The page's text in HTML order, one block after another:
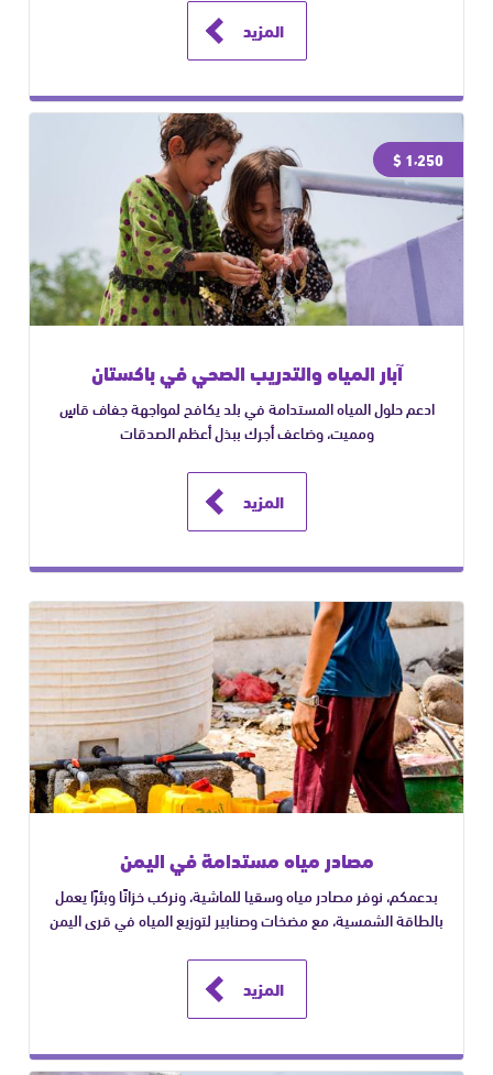
المزيد
1٬250 $
آبار المياه والتدريب الصحي في باكستان
ادعم حلول المياه المستدامة في بلد يكافح لمواجهة جفاف قاسٍ
ومميت، وضاعف أجرك ببذل أعظم الصدقات
المزيد
مصادر مياه مستدامة في اليمن
بدعمكم، نوفر مصادر مياه وسقيا للماشية، ونركب خزانًا وبئرًا يعمل
بالطاقة الشمسية، مع مضخات وصنابير لتوزيع المياه في قرى اليمن
المزيد